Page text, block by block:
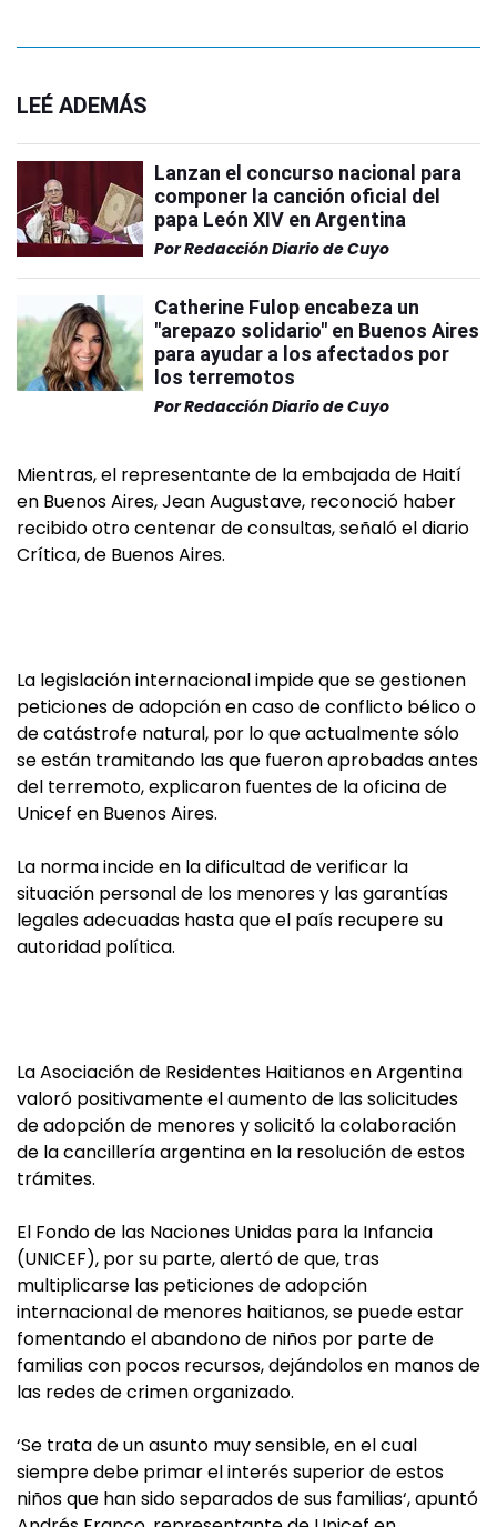
LEÉ ADEMÁS
Lanzan el concurso nacional para
componer la canción oficial del
papa León XIV en Argentina
PorRedacción Diario de Cuyo
Catherine Fulop encabeza un
"arepazo solidario" en Buenos Aires
para ayudar a los afectados por
los terremotos
PorRedacción Diario de Cuyo
Mientras, el representante de la embajada de Haití
en Buenos Aires, Jean Augustave, reconoció haber
recibido otro centenar de consultas, señaló el diario
Crítica, de Buenos Aires.
La legislación internacional impide que se gestionen
peticiones de adopción en caso de conflicto bélico o
de catástrofe natural, por lo que actualmente sólo
se están tramitando las que fueron aprobadas antes
del terremoto, explicaron fuentes de la oficina de
Unicef en Buenos Aires.
La norma incide en la dificultad de verificar la
situación personal de los menores y las garantías
legales adecuadas hasta que el país recupere su
autoridad política.
La Asociación de Residentes Haitianos en Argentina
valoró positivamente el aumento de las solicitudes
de adopción de menores y solicitó la colaboración
de la cancillería argentina en la resolución de estos
trámites.
El Fondo de las Naciones Unidas para la Infancia
(UNICEF), por su parte, alertó de que, tras
multiplicarse las peticiones de adopción
internacional de menores haitianos, se puede estar
fomentando el abandono de niños por parte de
familias con pocos recursos, dejándolos en manos de
las redes de crimen organizado.
‘Se trata de un asunto muy sensible, en el cual
siempre debe primar el interés superior de estos
niños que han sido separados de sus familias‘, apuntó